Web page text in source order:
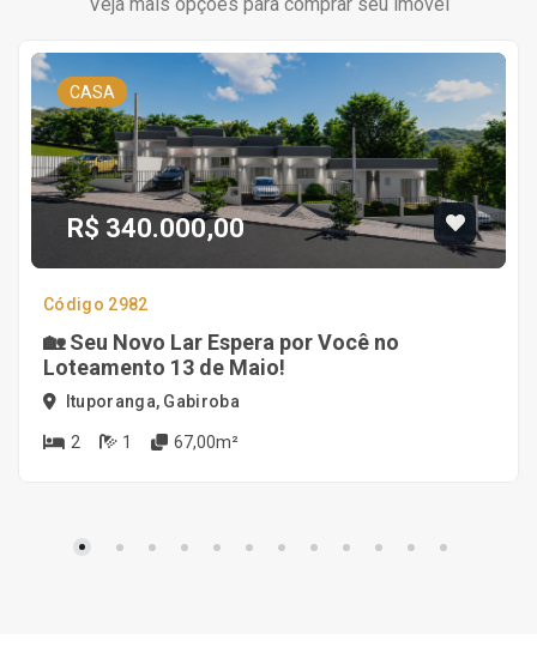
CASA
R$ 340.000,00
Código 2982
🏡 Seu Novo Lar Espera por Você no
Loteamento 13 de Maio!
Ituporanga, Gabiroba
2 1 67,00m²